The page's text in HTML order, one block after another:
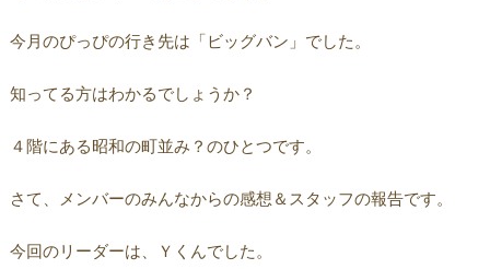
今月のぴっぴの行き先は「ビッグバン」でした。
知ってる方はわかるでしょうか？
４階にある昭和の町並み？のひとつです。
さて、メンバーのみんなからの感想＆スタッフの報告です。
今回のリーダーは、Ｙくんでした。